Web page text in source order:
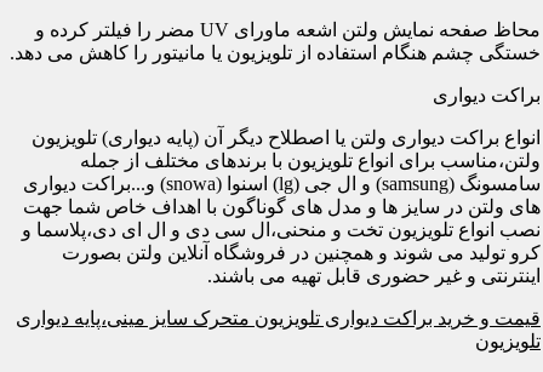
محاظ صفحه نمایش ولتن اشعه ماورای UV مضر را فیلتر کرده و
خستگی چشم هنگام استفاده از تلویزیون یا مانیتور را کاهش می دهد.
براکت دیواری
انواع براکت دیواری ولتن یا اصطلاح دیگر آن (پایه دیواری) تلویزیون
ولتن،مناسب برای انواع تلویزیون با برندهای مختلف از جمله
سامسونگ (samsung) و ال جی (lg) اسنوا (snowa) و...براکت دیواری
های ولتن در سایز ها و مدل های گوناگون با اهداف خاص شما جهت
نصب انواع تلویزیون تخت و منحنی،ال سی دی و ال ای دی،پلاسما و
کرو تولید می شوند و همچنین در فروشگاه آنلاین ولتن بصورت
اینترنتی و غیر حضوری قابل تهیه می باشند.
قیمت و خرید براکت دیواری تلویزیون متحرک سایز مینی،پایه دیواری
تلویزیون